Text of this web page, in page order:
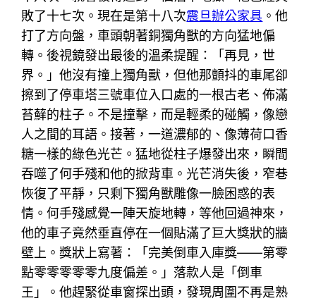
敗了十七次。現在是第十八次震旦辦公家具 。他
打了方向盤，車頭朝著銅獨角獸的方向猛地偏
轉。後視鏡發出最後的溫柔提醒：「再見，世
界。」他沒有撞上獨角獸，但他那顫抖的車尾卻
擦到了停車塔三號車位入口處的一根古老、佈滿
苔蘚的柱子。不是撞擊，而是輕柔的碰觸，像戀
人之間的耳語。接著，一道濃郁的、像薄荷口香
糖一樣的綠色光芒。猛地從柱子爆發出來，瞬間
吞噬了何手殘和他的掀背車。光芒消失後，窄巷
恢復了平靜，只剩下獨角獸雕像一臉困惑的表
情。何手殘感覺一陣天旋地轉，等他回過神來，
他的車子竟然垂直停在一個貼滿了巨大獎狀的牆
壁上。獎狀上寫著：「完美倒車入庫獎——第零
點零零零零零九度偏差。」落款人是「倒車
王」。他趕緊從車窗探出頭，發現周圍不再是熟